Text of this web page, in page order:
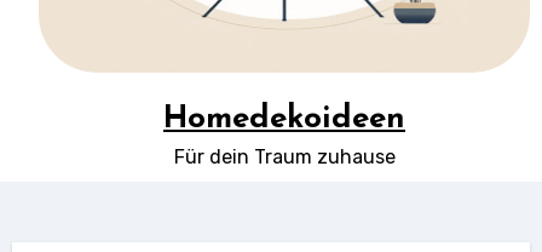
Homedekoideen
Für dein Traum zuhause